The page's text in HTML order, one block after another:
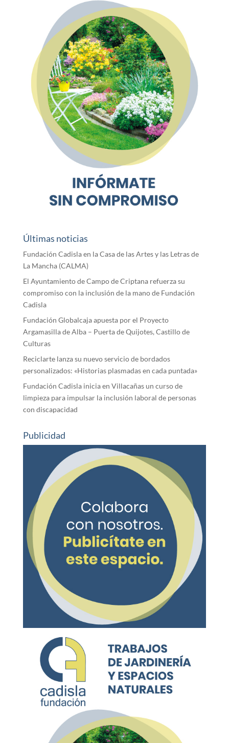
Últimas noticias
Fundación Cadisla en la Casa de las Artes y las Letras de
La Mancha (CALMA)
El Ayuntamiento de Campo de Criptana refuerza su
compromiso con la inclusión de la mano de Fundación
Cadisla
Fundación Globalcaja apuesta por el Proyecto
Argamasilla de Alba – Puerta de Quijotes, Castillo de
Culturas
Reciclarte lanza su nuevo servicio de bordados
personalizados: «Historias plasmadas en cada puntada»
Fundación Cadisla inicia en Villacañas un curso de
limpieza para impulsar la inclusión laboral de personas
con discapacidad
Publicidad